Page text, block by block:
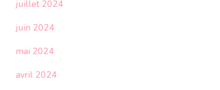
juillet 2024
juin 2024
mai 2024
avril 2024